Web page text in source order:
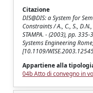
Citazione
DIS@DIS: a System for
Constraints / A., C., S.,
STAMPA. - (2003), pp.
Systems Engineering
[10.1109/
Appartiene alla
04b Atto di convegno in